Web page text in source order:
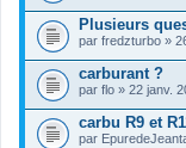
s
)
j
o
i
n
t
(
s
Plusieurs
par fredzturbo »
carburant ?
par flo » 22 janv.
carbu R9 et
par